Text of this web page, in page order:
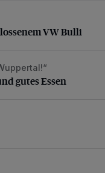
VW Bulli
VW Bulli
gutes Essen
gutes Essen